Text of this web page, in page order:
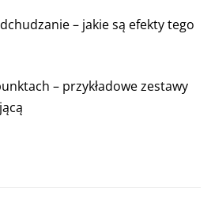
– jakie są efekty tego
– przykładowe zestawy